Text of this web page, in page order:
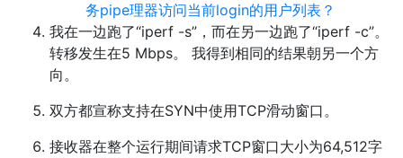
务pipe理器访问当前login的用户列表？
我在一边跑了“iperf -s”，而在另一边跑了“iperf -c”。
转移发生在5 Mbps。 我得到相同的结果朝另一个方
向。
双方都宣称支持在SYN中使用TCP滑动窗口。
接收器在整个运行期间请求TCP窗口大小为64,512字